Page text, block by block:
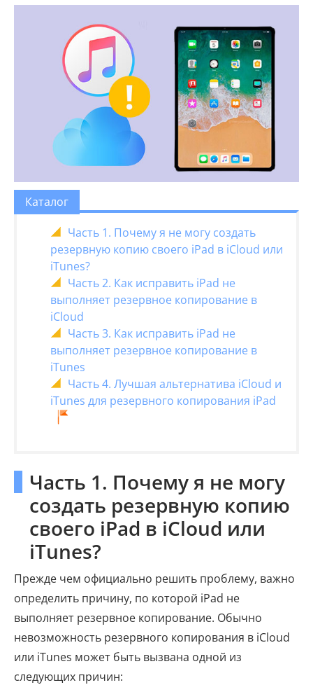
Каталог
Часть 1. Почему я не могу создать
резервную копию своего iPad в iCloud или
iTunes?
Часть 2. Как исправить iPad не
выполняет резервное копирование в
iCloud
Часть 3. Как исправить iPad не
выполняет резервное копирование в
iTunes
Часть 4. Лучшая альтернатива iCloud и
iTunes для резервного копирования iPad
Часть 1. Почему я не могу
создать резервную копию
своего iPad в iCloud или
iTunes?
Прежде чем официально решить проблему, важно
определить причину, по которой iPad не
выполняет резервное копирование. Обычно
невозможность резервного копирования в iCloud
или iTunes может быть вызвана одной из
следующих причин: